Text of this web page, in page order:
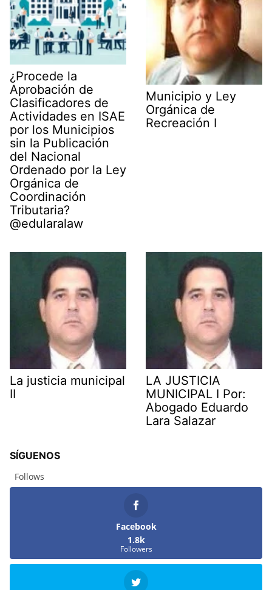
¿Procede la
Aprobación de
Clasificadores de
Actividades en ISAE
por los Municipios
sin la Publicación
del Nacional
Ordenado por la Ley
Orgánica de
Coordinación
Tributaria?
@edularalaw
Municipio y Ley
Orgánica de
Recreación I
La justicia municipal
II
LA JUSTICIA
MUNICIPAL I Por:
Abogado Eduardo
Lara Salazar
SÍGUENOS
Follows
Facebook
1.8k
Followers